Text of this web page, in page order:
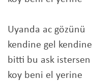
Uyanda ac gözünü
kendine gel kendine
bitti bu ask istersen
koy beni el yerine